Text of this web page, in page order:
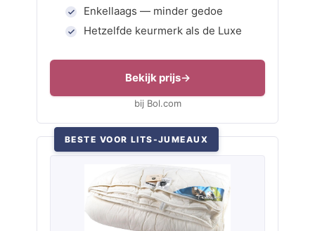
Enkellaags — minder gedoe
Hetzelfde keurmerk als de Luxe
Bekijk prijs
bij Bol.com
BESTE VOOR LITS-JUMEAUX